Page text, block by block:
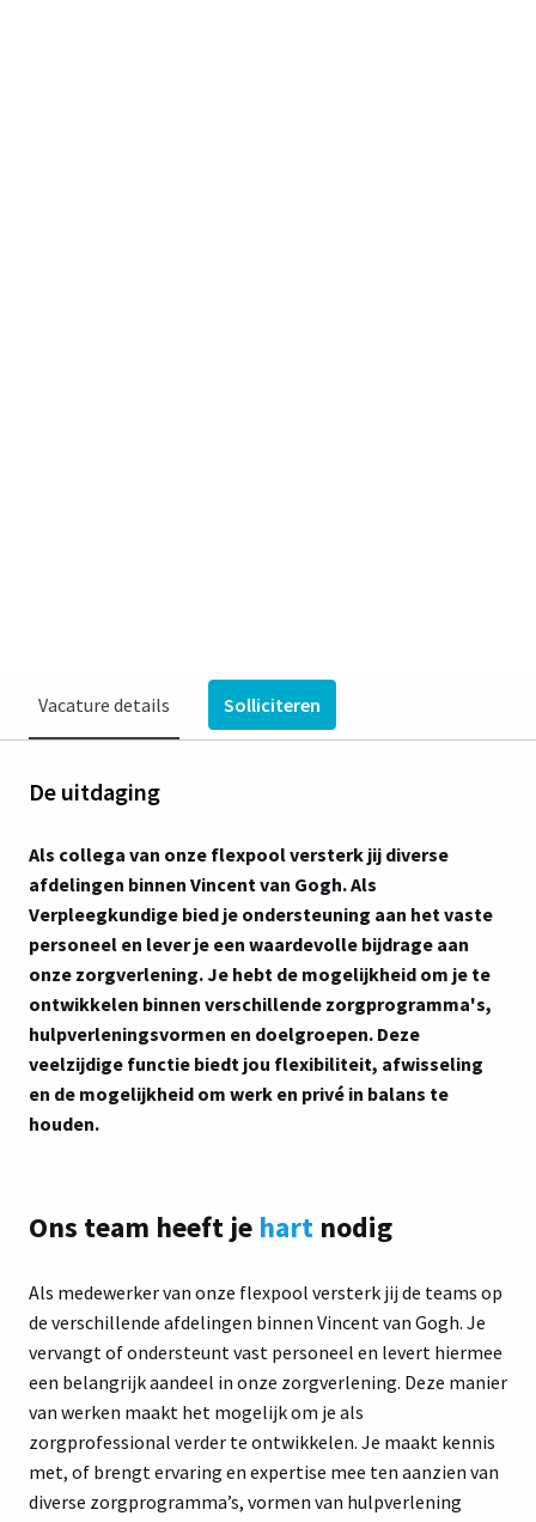
Vacature details Solliciteren
De uitdaging
Als collega van onze flexpool versterk jij diverse
afdelingen binnen Vincent van Gogh. Als
Verpleegkundige bied je ondersteuning aan het vaste
personeel en lever je een waardevolle bijdrage aan
onze zorgverlening. Je hebt de mogelijkheid om je te
ontwikkelen binnen verschillende zorgprogramma's,
hulpverleningsvormen en doelgroepen. Deze
veelzijdige functie biedt jou flexibiliteit, afwisseling
en de mogelijkheid om werk en privé in balans te
houden.
Ons team heeft je hart nodig
Als medewerker van onze flexpool versterk jij de teams op
de verschillende afdelingen binnen Vincent van Gogh. Je
vervangt of ondersteunt vast personeel en levert hiermee
een belangrijk aandeel in onze zorgverlening. Deze manier
van werken maakt het mogelijk om je als
zorgprofessional verder te ontwikkelen. Je maakt kennis
met, of brengt ervaring en expertise mee ten aanzien van
diverse zorgprogramma’s, vormen van hulpverlening